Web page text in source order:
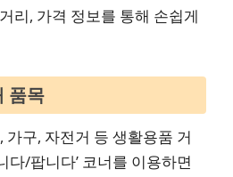
리, 가격 정보를 통해 손쉽게
품목
구, 자전거 등 생활용품 거
다/팝니다’ 코너를 이용하면